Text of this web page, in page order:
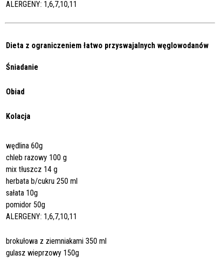
ALERGENY: 1,6,7,10,11
Dieta z ograniczeniem łatwo przyswajalnych węglowodanów
Śniadanie
Obiad
Kolacja
wędlina 60g
chleb razowy 100 g
mix tłuszcz 14 g
herbata b/cukru 250 ml
sałata 10g
pomidor 50g
ALERGENY: 1,6,7,10,11
brokułowa z ziemniakami 350 ml
gulasz wieprzowy 150g